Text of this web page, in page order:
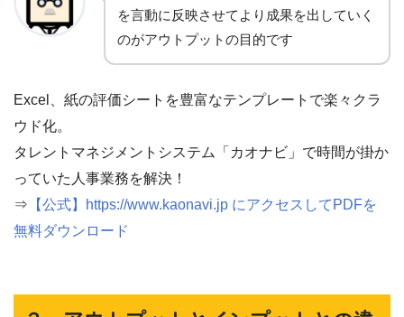
を言動に反映させてより成果を出していく
のがアウトプットの目的です
Excel、紙の評価シートを豊富なテンプレートで楽々クラ
ウド化。
タレントマネジメントシステム「カオナビ」で時間が掛か
っていた人事業務を解決！
⇒ 【公式】https://www.kaonavi.jp にアクセスしてPDFを
無料ダウンロード